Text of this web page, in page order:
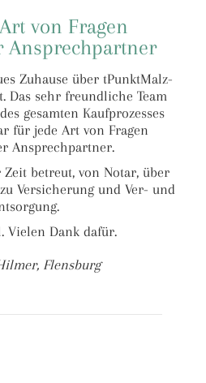
von Fragen
Ansprechpartner
Zuhause über tPunktMalz-
Das sehr freundliche Team
gesamten Kaufprozesses
für jede Art von Fragen
Ansprechpartner.
betreut, von Notar, über
Versicherung und Ver- und
Vielen Dank dafür.
Flensburg